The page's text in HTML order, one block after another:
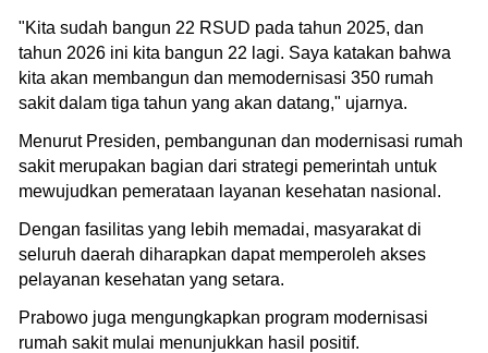
"Kita sudah bangun 22 RSUD pada tahun 2025, dan
tahun 2026 ini kita bangun 22 lagi. Saya katakan bahwa
kita akan membangun dan memodernisasi 350 rumah
sakit dalam tiga tahun yang akan datang," ujarnya.
Menurut Presiden, pembangunan dan modernisasi rumah
sakit merupakan bagian dari strategi pemerintah untuk
mewujudkan pemerataan layanan kesehatan nasional.
Dengan fasilitas yang lebih memadai, masyarakat di
seluruh daerah diharapkan dapat memperoleh akses
pelayanan kesehatan yang setara.
Prabowo juga mengungkapkan program modernisasi
rumah sakit mulai menunjukkan hasil positif.